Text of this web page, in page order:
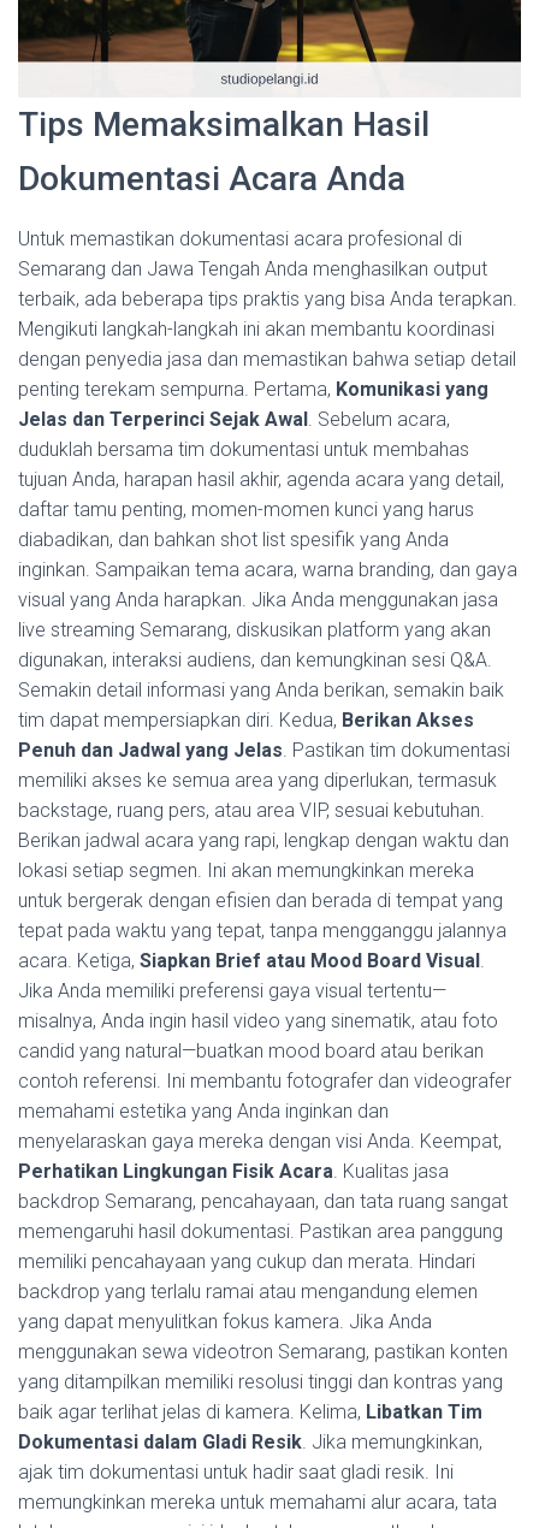
Tips Memaksimalkan Hasil
Dokumentasi Acara Anda
Untuk memastikan dokumentasi acara profesional di
Semarang dan Jawa Tengah Anda menghasilkan output
terbaik, ada beberapa tips praktis yang bisa Anda terapkan.
Mengikuti langkah-langkah ini akan membantu koordinasi
dengan penyedia jasa dan memastikan bahwa setiap detail
penting terekam sempurna. Pertama, Komunikasi yang
Jelas dan Terperinci Sejak Awal. Sebelum acara,
duduklah bersama tim dokumentasi untuk membahas
tujuan Anda, harapan hasil akhir, agenda acara yang detail,
daftar tamu penting, momen-momen kunci yang harus
diabadikan, dan bahkan shot list spesifik yang Anda
inginkan. Sampaikan tema acara, warna branding, dan gaya
visual yang Anda harapkan. Jika Anda menggunakan jasa
live streaming Semarang, diskusikan platform yang akan
digunakan, interaksi audiens, dan kemungkinan sesi Q&A.
Semakin detail informasi yang Anda berikan, semakin baik
tim dapat mempersiapkan diri. Kedua, Berikan Akses
Penuh dan Jadwal yang Jelas. Pastikan tim dokumentasi
memiliki akses ke semua area yang diperlukan, termasuk
backstage, ruang pers, atau area VIP, sesuai kebutuhan.
Berikan jadwal acara yang rapi, lengkap dengan waktu dan
lokasi setiap segmen. Ini akan memungkinkan mereka
untuk bergerak dengan efisien dan berada di tempat yang
tepat pada waktu yang tepat, tanpa mengganggu jalannya
acara. Ketiga, Siapkan Brief atau Mood Board Visual.
Jika Anda memiliki preferensi gaya visual tertentu—
misalnya, Anda ingin hasil video yang sinematik, atau foto
candid yang natural—buatkan mood board atau berikan
contoh referensi. Ini membantu fotografer dan videografer
memahami estetika yang Anda inginkan dan
menyelaraskan gaya mereka dengan visi Anda. Keempat,
Perhatikan Lingkungan Fisik Acara. Kualitas jasa
backdrop Semarang, pencahayaan, dan tata ruang sangat
memengaruhi hasil dokumentasi. Pastikan area panggung
memiliki pencahayaan yang cukup dan merata. Hindari
backdrop yang terlalu ramai atau mengandung elemen
yang dapat menyulitkan fokus kamera. Jika Anda
menggunakan sewa videotron Semarang, pastikan konten
yang ditampilkan memiliki resolusi tinggi dan kontras yang
baik agar terlihat jelas di kamera. Kelima, Libatkan Tim
Dokumentasi dalam Gladi Resik. Jika memungkinkan,
ajak tim dokumentasi untuk hadir saat gladi resik. Ini
memungkinkan mereka untuk memahami alur acara, tata